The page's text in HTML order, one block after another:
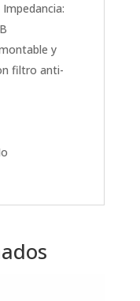
y
filtro anti-